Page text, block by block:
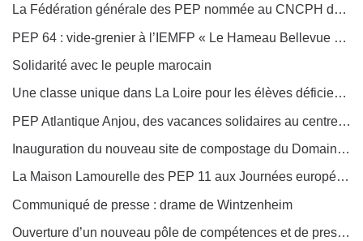
La Fédération générale des PEP nommée au CNCPH dans le cadre de sa nouvelle mandature
PEP 64 : vide-grenier à l’IEMFP « Le Hameau Bellevue » dans le cadre des Jeux paralympiques 2024
Solidarité avec le peuple marocain
Une classe unique dans La Loire pour les élèves déficients visuels
PEP Atlantique Anjou, des vacances solidaires au centre La Marjolaine à La Turballe
Inauguration du nouveau site de compostage du Domaine de Fréchet, au Reposoir des PEP 59
La Maison Lamourelle des PEP 11 aux Journées européennes du Patrimoine
Communiqué de presse : drame de Wintzenheim
Ouverture d’un nouveau pôle de compétences et de prestations externalisées (PCPE) aux PEP 71